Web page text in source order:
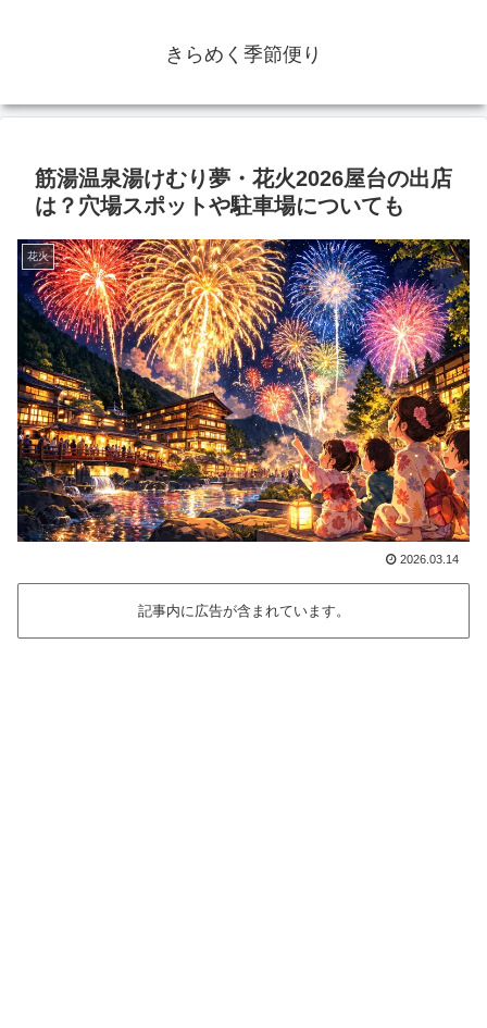
きらめく季節便り
筋湯温泉湯けむり夢・花火2026屋台の出店
は？穴場スポットや駐車場についても
花火
2026.03.14
記事内に広告が含まれています。